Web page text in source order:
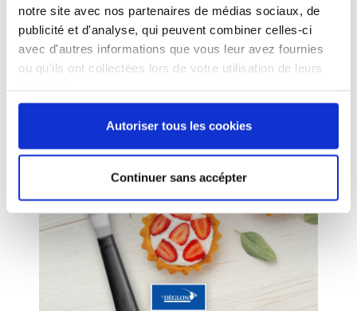
notre site avec nos partenaires de médias sociaux, de
publicité et d'analyse, qui peuvent combiner celles-ci
avec d'autres informations que vous leur avez fournies
ou qu'ils ont collectées lors de votre utilisation de leurs
Autoriser tous les cookies
Continuer sans accépter